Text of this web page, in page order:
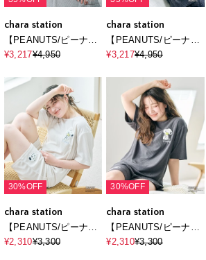
chara station
【PEANUTS/ピーナッ
ツ】もちふわsleepソフ
プスルームウェア◆別
注◆上下別売り
¥3,217¥4,950
chara station
【PEANUTS/ピーナッ
ツ】もちふわsleepソフ
プスルームウェア◆別
注◆上下別売り
¥3,217¥4,950
30%OFF
chara station
【PEANUTS/ピーナッ
ツ】SNOOPY/スヌー
¥2,310¥3,300
30%OFF
chara station
【PEANUTS/ピーナッ
ツ】SNOOPY/スヌー
¥2,310¥3,300